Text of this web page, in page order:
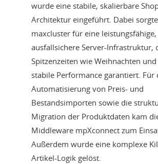
wurde eine stabile, skalierbare
Architektur eingeführt. Dabei sorgte
maxcluster für eine leistungsfähige,
ausfallsichere Server-Infrastruktur,
Spitzenzeiten wie Weihnachten
stabile Performance garantiert. Für
Automatisierung von Preis- und
Bestandsimporten sowie die
Migration der Produktdaten kam
Middleware mpXconnect zum
Außerdem wurde eine komplexe
Artikel-Logik gelöst.